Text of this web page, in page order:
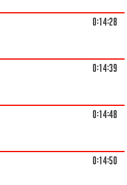
0:14:28
0:14:39
0:14:48
0:14:50